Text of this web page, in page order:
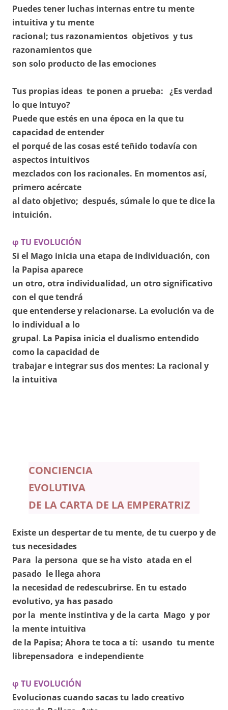
Puedes tener luchas internas entre tu mente
intuitiva y tu mente
racional; tus razonamientos objetivos y tus
razonamientos que
son solo producto de las emociones
Tus propias ideas te ponen a prueba: ¿Es verdad
lo que intuyo?
Puede que estés en una época en la que tu
capacidad de entender
el porqué de las cosas esté teñido todavía con
aspectos intuitivos
mezclados con los racionales. En momentos así,
primero acércate
al dato objetivo; después, súmale lo que te dice la
intuición.
φ TU EVOLUCIÓN
Si el Mago inicia una etapa de individuación, con
la Papisa aparece
un otro, otra individualidad, un otro significativo
con el que tendrá
que entenderse y relacionarse. La evolución va de
lo individual a lo
grupal. La Papisa inicia el dualismo entendido
como la capacidad de
trabajar e integrar sus dos mentes: La racional y
la intuitiva
CONCIENCIA
EVOLUTIVA
DE LA CARTA DE LA EMPERATRIZ
Existe un despertar de tu mente, de tu cuerpo y de
tus necesidades
Para la persona que se ha visto atada en el
pasado le llega ahora
la necesidad de redescubrirse. En tu estado
evolutivo, ya has pasado
por la mente instintiva y de la carta Mago y por
la mente intuitiva
de la Papisa; Ahora te toca a tí: usando tu mente
librepensadora e independiente
φ TU EVOLUCIÓN
Evolucionas cuando sacas tu lado creativo